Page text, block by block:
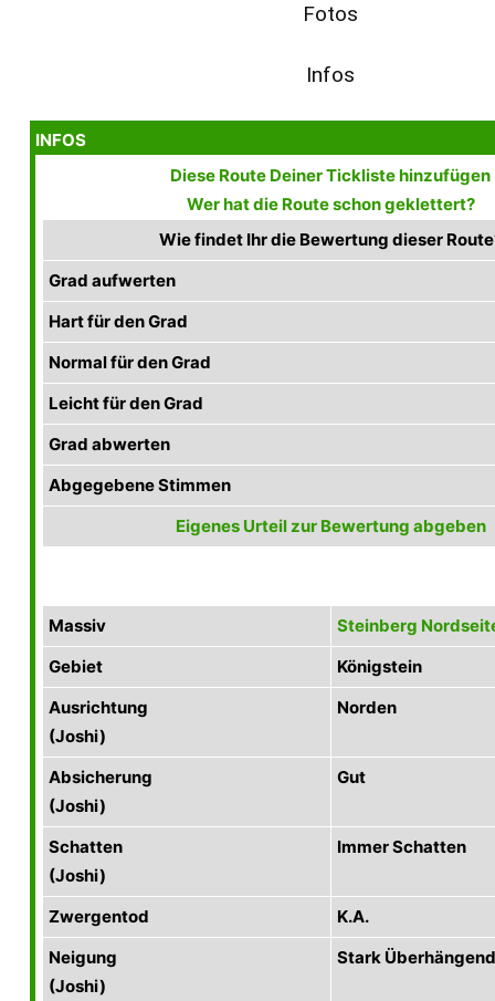
Fotos
Infos
INFOS
Diese Route Deiner Tickliste hinzufügen
Wer hat die Route schon geklettert?
Wie findet Ihr die Bewertung dieser
Grad aufwerten
Hart für den Grad
Normal für den Grad
Leicht für den Grad
Grad abwerten
Abgegebene Stimmen
Eigenes Urteil zur Bewertung abgeben
Massiv
Steinberg
Gebiet
Königstein
Ausrichtung
(Joshi)
Norden
Absicherung
(Joshi)
Gut
Schatten
(Joshi)
Immer Schatten
Zwergentod
K.A.
Neigung
(Joshi)
Stark Überhängend